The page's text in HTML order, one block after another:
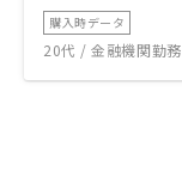
購入時データ
20代 / 金融機関勤務